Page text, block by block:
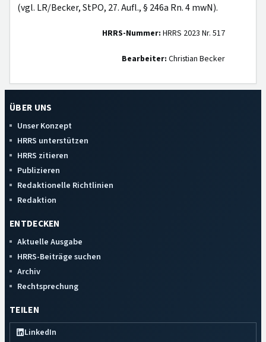
(vgl. LR/Becker, StPO, 27. Aufl., § 246a Rn. 4 mwN).
HRRS-Nummer: HRRS 2023 Nr. 517
Bearbeiter: Christian Becker
ÜBER UNS
Unser Konzept
HRRS unterstützen
HRRS zitieren
Publizieren
Redaktionelle Richtlinien
Redaktion
ENTDECKEN
Aktuelle Ausgabe
HRRS-Beiträge suchen
Archiv
Rechtsprechung
TEILEN
LinkedIn